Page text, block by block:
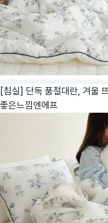
[침실] 단독 품절대란, 겨울
좋은느낌엔에프